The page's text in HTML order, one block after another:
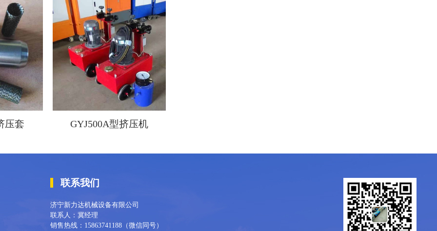
压套 GYJ500A型挤压机
联系我们
济宁新力达机械设备有限公司
联系人：冀经理
销售热线：15863741188（微信同号）